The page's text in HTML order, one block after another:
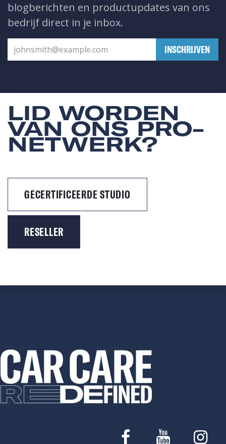
blogberichten en productupdates van ons
bedrijf direct in je inbox.
​INSCHRIJVEN
LID WORDEN
VAN ONS PRO-
NETWERK?
GECERTIFICEERDE STUDIO
RESELLER